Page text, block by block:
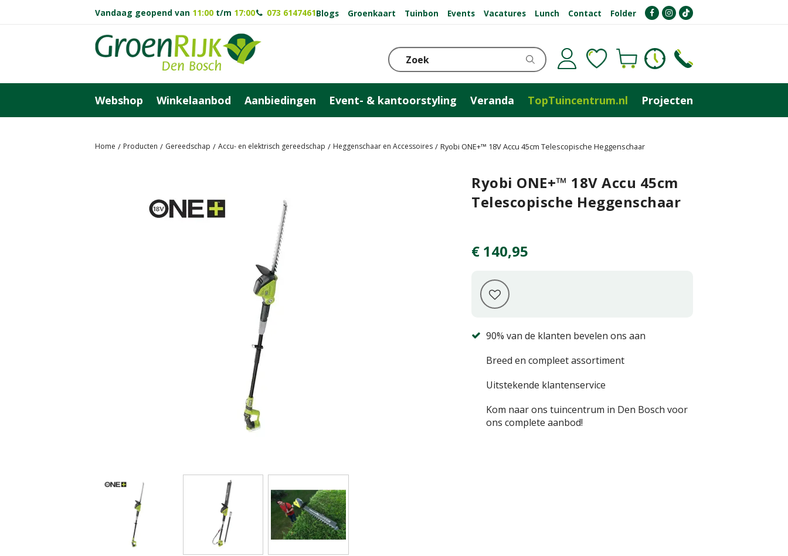
Home Producten Gereedschap Accu- en elektrisch gereedschap Heggenschaar en Accessoires Ryobi ONE+™ 18V Accu 45cm Telescopische Heggenschaar
Vandaag geopend van 11:00 t/m 17:00 073 6147461Blogs Groenkaart Tuinbon Events Vacatures Lunch Contact Folder
Webshop Winkelaanbod Aanbiedingen Event- & kantoorstyling Veranda TopTuincentrum.nl Projecten
Ryobi ONE+™ 18V Accu 45cm
Telescopische Heggenschaar
€ 140,95
90% van de klanten bevelen ons aan
Breed en compleet assortiment
Uitstekende klantenservice
Kom naar ons tuincentrum in Den Bosch voor
ons complete aanbod!